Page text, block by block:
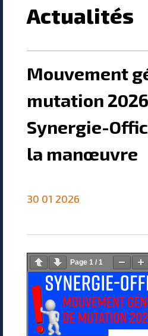
Actualités
Mouvement
mutation
Synergie-
la manœuvre
30 01 2026
Page 1 / 1